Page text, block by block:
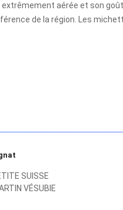
aérée et son
de la région. Les